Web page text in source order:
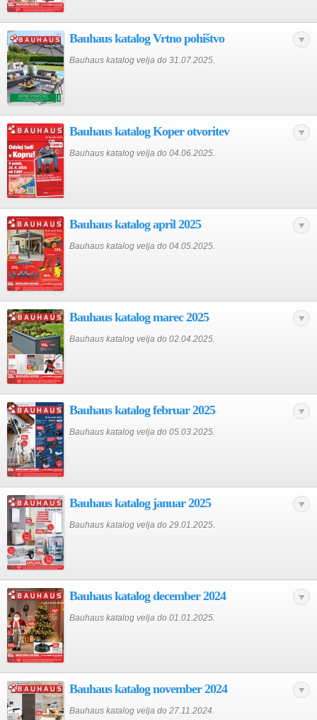
Bauhaus katalog Vrtno pohištvo
Bauhaus katalog velja do 31.07.2025.
Bauhaus katalog Koper otvoritev
Bauhaus katalog velja do 04.06.2025.
Bauhaus katalog april 2025
Bauhaus katalog velja do 04.05.2025.
Bauhaus katalog marec 2025
Bauhaus katalog velja do 02.04.2025.
Bauhaus katalog februar 2025
Bauhaus katalog velja do 05.03.2025.
Bauhaus katalog januar 2025
Bauhaus katalog velja do 29.01.2025.
Bauhaus katalog december 2024
Bauhaus katalog velja do 01.01.2025.
Bauhaus katalog november 2024
Bauhaus katalog velja do 27.11.2024.